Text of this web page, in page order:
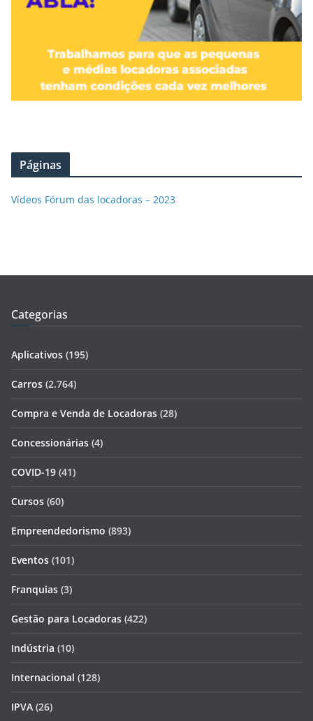
Páginas
Vídeos Fórum das locadoras – 2023
Categorias
Aplicativos (195)
Carros (2.764)
Compra e Venda de Locadoras (28)
Concessionárias (4)
COVID-19 (41)
Cursos (60)
Empreendedorismo (893)
Eventos (101)
Franquias (3)
Gestão para Locadoras (422)
Indústria (10)
Internacional (128)
IPVA (26)